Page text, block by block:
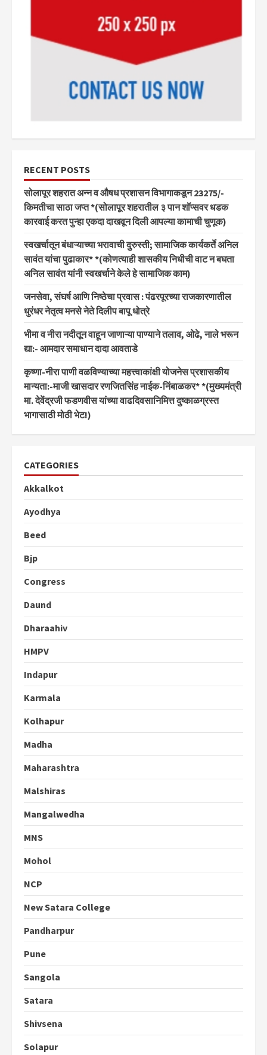
RECENT POSTS
सोलापूर शहरात अन्न व औषध प्रशासन विभागाकडून 23275/-
किमतीचा साठा जप्त *(सोलापूर शहरातील ३ पान शॉप्सवर धडक
कारवाई करत पुन्हा एकदा दाखवून दिली आपल्या कामाची चुणूक)
स्वखर्चातून बंधाऱ्याच्या भरावाची दुरुस्ती; सामाजिक कार्यकर्ते अनिल
सावंत यांचा पुढाकार* *(कोणत्याही शासकीय निधीची वाट न बघता
अनिल सावंत यांनी स्वखर्चाने केले हे सामाजिक काम)
जनसेवा, संघर्ष आणि निष्ठेचा प्रवास : पंढरपूरच्या राजकारणातील
धुरंधर नेतृत्व मनसे नेते दिलीप बापू धोत्रे
भीमा व नीरा नदीतून वाहून जाणाऱ्या पाण्याने तलाव, ओढे, नाले भरून
द्या:- आमदार समाधान दादा आवताडे
कृष्णा-नीरा पाणी वळविण्याच्या महत्त्वाकांक्षी योजनेस प्रशासकीय
मान्यता:-माजी खासदार रणजितसिंह नाईक-निंबाळकर* *(मुख्यमंत्री
मा. देवेंद्रजी फडणवीस यांच्या वाढदिवसानिमित्त दुष्काळग्रस्त
भागासाठी मोठी भेट!)
CATEGORIES
Akkalkot
Ayodhya
Beed
Bjp
Congress
Daund
Dharaahiv
HMPV
Indapur
Karmala
Kolhapur
Madha
Maharashtra
Malshiras
Mangalwedha
MNS
Mohol
NCP
New Satara College
Pandharpur
Pune
Sangola
Satara
Shivsena
Solapur